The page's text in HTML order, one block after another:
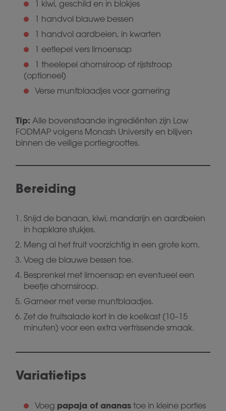
1 kiwi, geschild en in blokjes
1 handvol blauwe bessen
1 handvol aardbeien, in kwarten
1 eetlepel vers limoensap
1 theelepel ahornsiroop of rijststroop
(optioneel)
Verse muntblaadjes voor garnering
Tip: Alle bovenstaande ingrediënten zijn Low
FODMAP volgens Monash University en blijven
binnen de veilige portiegroottes.
Bereiding
Snijd de banaan, kiwi, mandarijn en aardbeien
in hapklare stukjes.
Meng al het fruit voorzichtig in een grote kom.
Voeg de blauwe bessen toe.
Besprenkel met limoensap en eventueel een
beetje ahornsiroop.
Garneer met verse muntblaadjes.
Zet de fruitsalade kort in de koelkast (10–15
minuten) voor een extra verfrissende smaak.
Variatietips
Voeg papaja of ananas toe in kleine porties